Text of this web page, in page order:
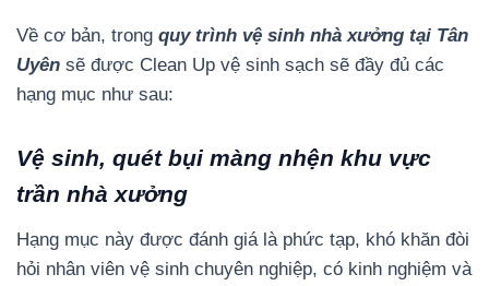
Về cơ bản, trong quy trình vệ sinh nhà xưởng tại Tân
Uyên sẽ được Clean Up vệ sinh sạch sẽ đầy đủ các
hạng mục như sau:
Vệ sinh, quét bụi màng nhện khu vực
trần nhà xưởng
Hạng mục này được đánh giá là phức tạp, khó khăn đòi
hỏi nhân viên vệ sinh chuyên nghiệp, có kinh nghiệm và